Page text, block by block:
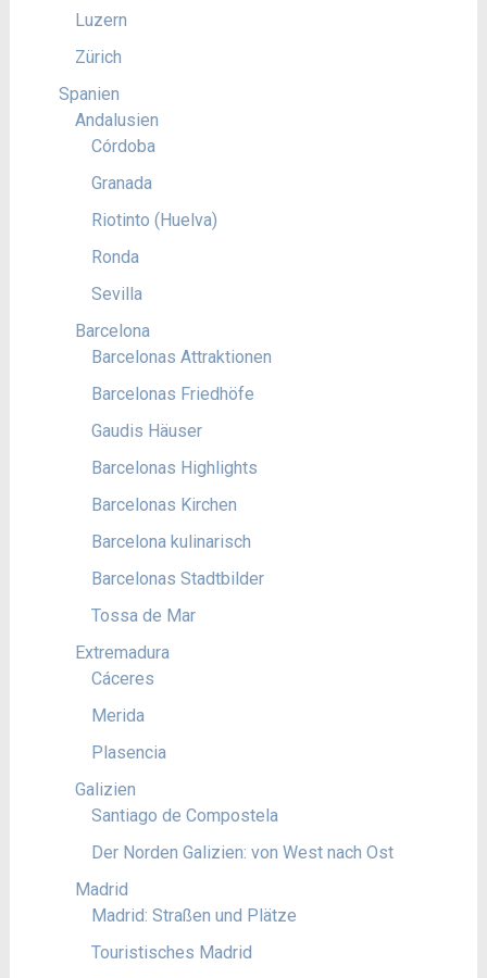
Luzern
Zürich
Spanien
Andalusien
Córdoba
Granada
Riotinto (Huelva)
Ronda
Sevilla
Barcelona
Barcelonas Attraktionen
Barcelonas Friedhöfe
Gaudis Häuser
Barcelonas Highlights
Barcelonas Kirchen
Barcelona kulinarisch
Barcelonas Stadtbilder
Tossa de Mar
Extremadura
Cáceres
Merida
Plasencia
Galizien
Santiago de Compostela
Der Norden Galizien: von West nach Ost
Madrid
Madrid: Straßen und Plätze
Touristisches Madrid